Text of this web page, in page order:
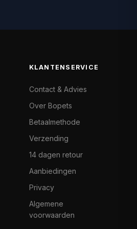
KLANTENSERVICE
Contact & Advies
Over Bopets
Betaalmethode
Verzending
14 dagen retour
Aanbiedingen
Privacy
Algemene
voorwaarden